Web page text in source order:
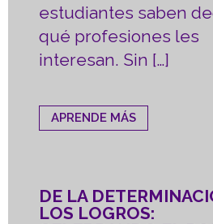
estudiantes saben
qué profesiones les
interesan. Sin […]
APRENDE MÁS
DE LA
LOS LOGROS: